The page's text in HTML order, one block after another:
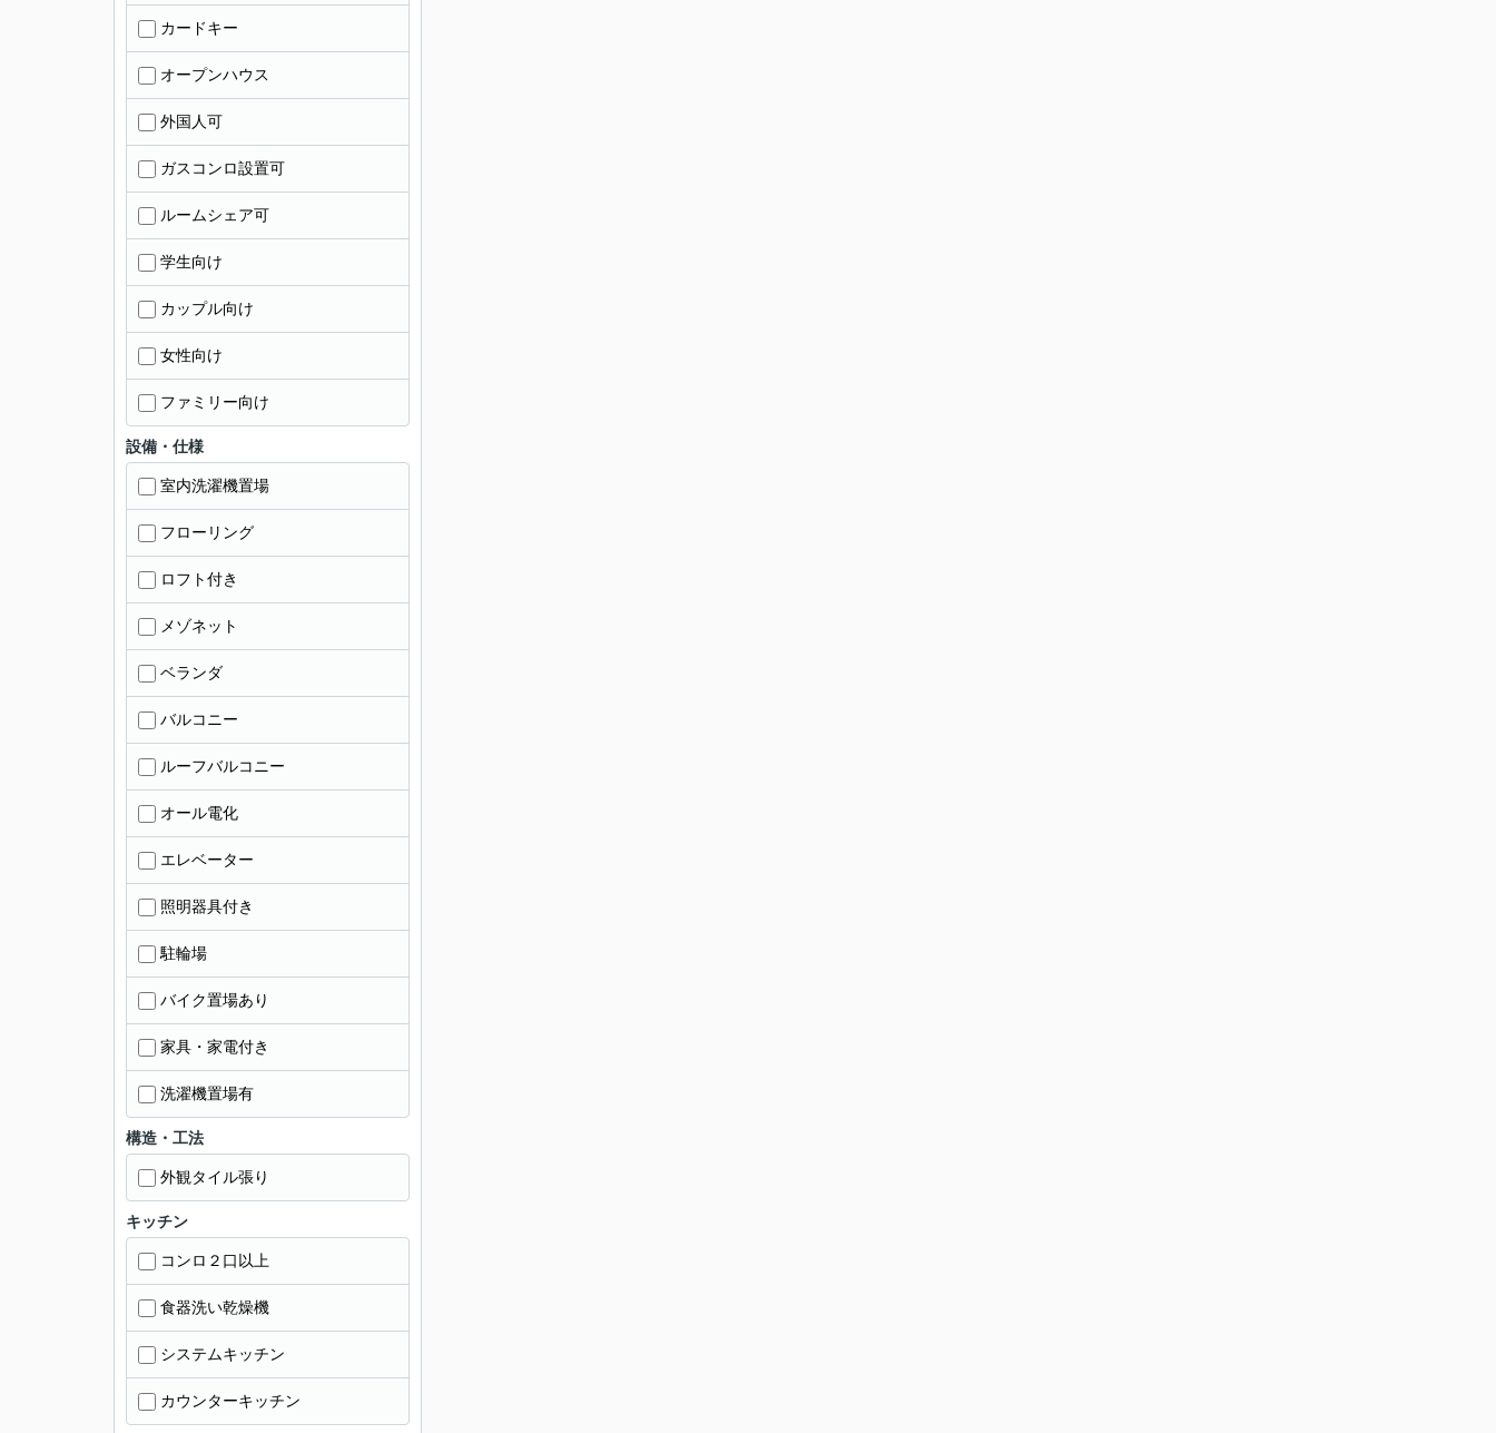
カードキー
オープンハウス
外国人可
ガスコンロ設置可
ルームシェア可
学生向け
カップル向け
女性向け
ファミリー向け
設備・仕様
室内洗濯機置場
フローリング
ロフト付き
メゾネット
ベランダ
バルコニー
ルーフバルコニー
オール電化
エレベーター
照明器具付き
駐輪場
バイク置場あり
家具・家電付き
洗濯機置場有
構造・工法
外観タイル張り
キッチン
コンロ２口以上
食器洗い乾燥機
システムキッチン
カウンターキッチン